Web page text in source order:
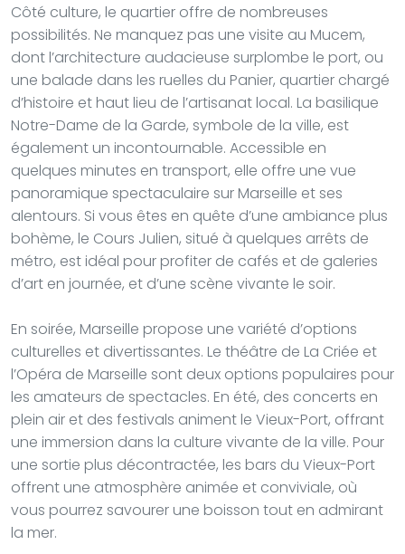
Côté culture, le quartier offre de nombreuses
possibilités. Ne manquez pas une visite au Mucem,
dont l’architecture audacieuse surplombe le port, ou
une balade dans les ruelles du Panier, quartier chargé
d’histoire et haut lieu de l’artisanat local. La basilique
Notre-Dame de la Garde, symbole de la ville, est
également un incontournable. Accessible en
quelques minutes en transport, elle offre une vue
panoramique spectaculaire sur Marseille et ses
alentours. Si vous êtes en quête d’une ambiance plus
bohème, le Cours Julien, situé à quelques arrêts de
métro, est idéal pour profiter de cafés et de galeries
d’art en journée, et d’une scène vivante le soir.
En soirée, Marseille propose une variété d’options
culturelles et divertissantes. Le théâtre de La Criée et
l’Opéra de Marseille sont deux options populaires pour
les amateurs de spectacles. En été, des concerts en
plein air et des festivals animent le Vieux-Port, offrant
une immersion dans la culture vivante de la ville. Pour
une sortie plus décontractée, les bars du Vieux-Port
offrent une atmosphère animée et conviviale, où
vous pourrez savourer une boisson tout en admirant
la mer.